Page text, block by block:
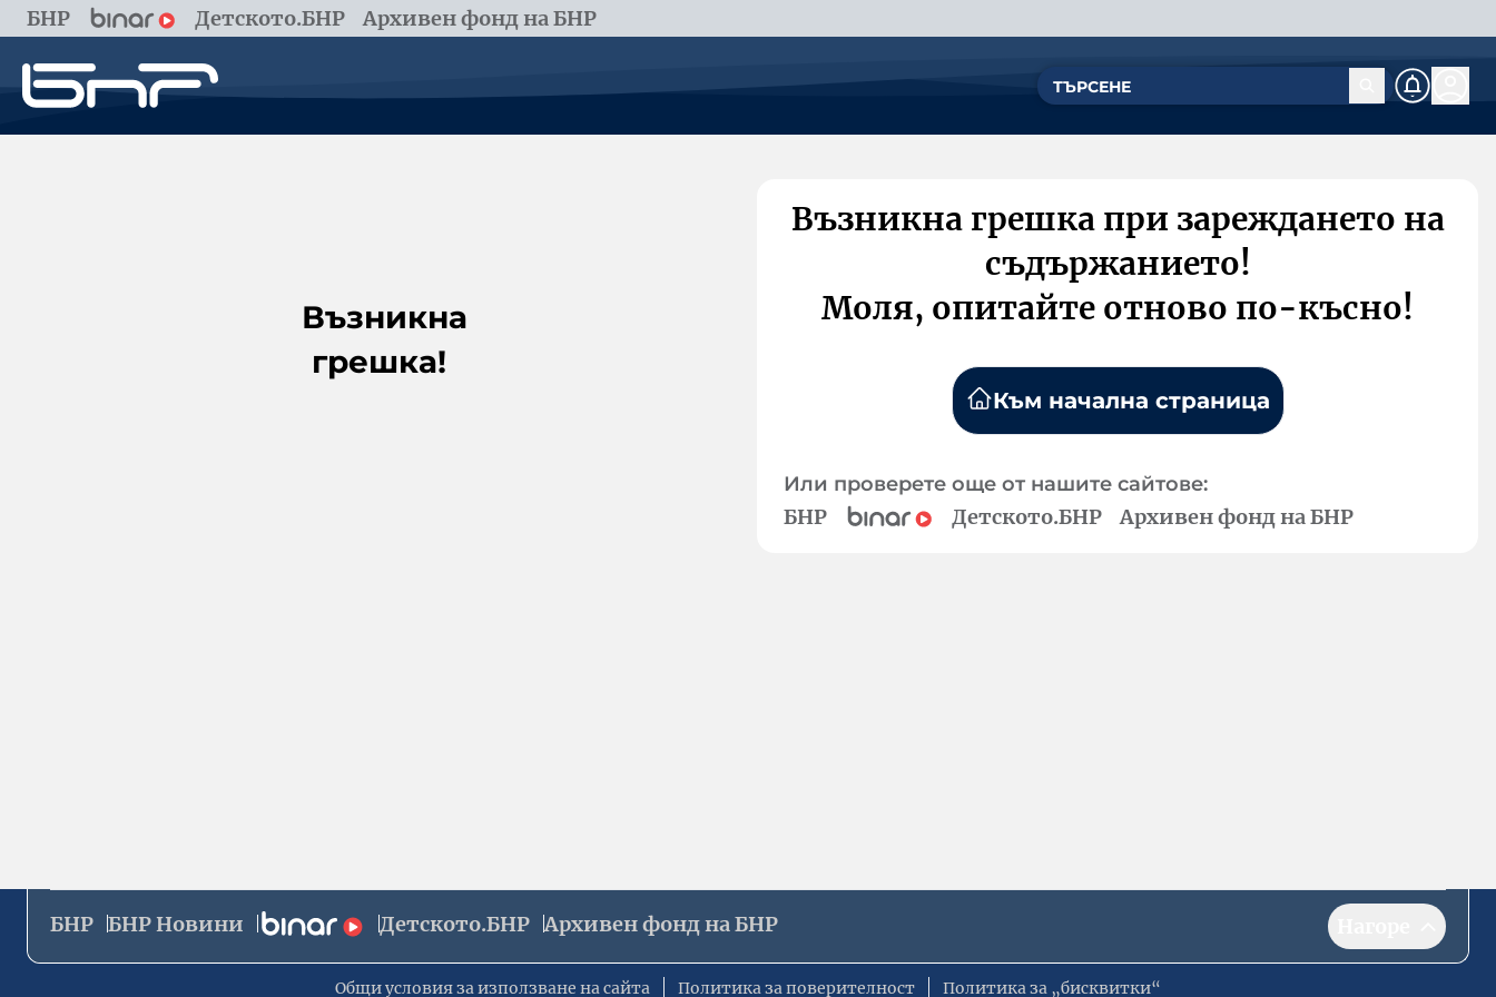
БНР Детското.БНР Архивен фонд на БНР
Възникна
грешка!
Възникна грешка при зареждането на
съдържанието!
Моля, опитайте отново по-късно!
Към начална страница
Или проверете още от нашите сайтове:
БНР Детското.БНР Архивен фонд на БНР
БНР БНР Новини Детското.БНР Архивен фонд на БНР
Общи условия за използване на сайта Политика за поверителност Политика за „бисквитки“